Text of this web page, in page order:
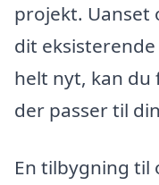
projekt. Uanset
dit
helt nyt, kan du
der passer til
En tilbygning